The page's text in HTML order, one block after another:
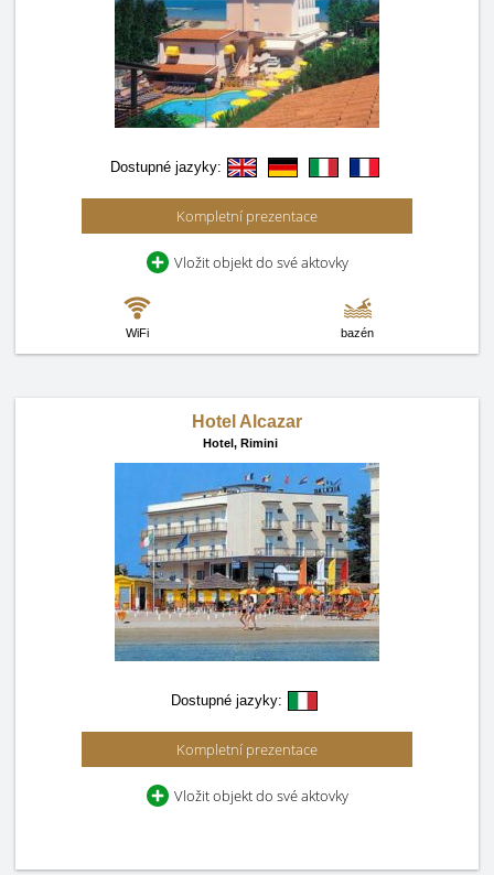
Dostupné jazyky:
Kompletní prezentace
Vložit objekt do své aktovky
WiFi bazén
Hotel Alcazar
Hotel, Rimini
Dostupné jazyky:
Kompletní prezentace
Vložit objekt do své aktovky